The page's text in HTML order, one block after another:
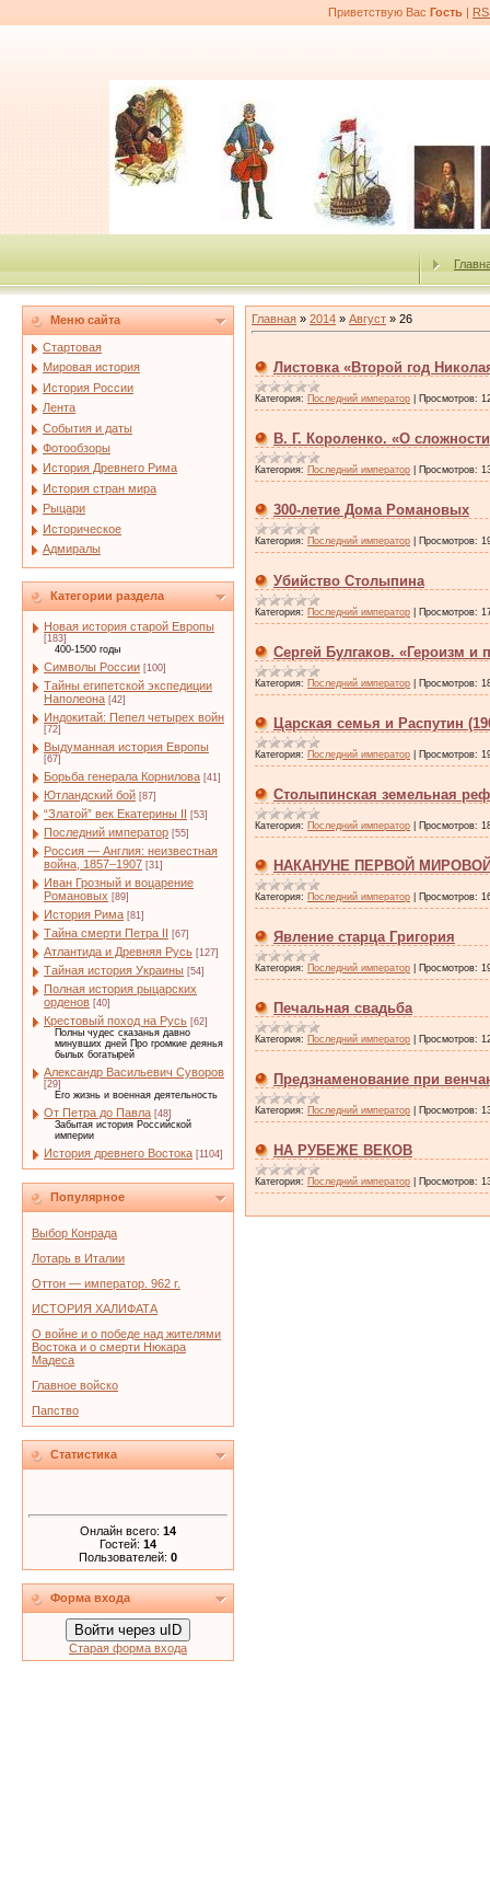
Приветствую Вас Гость |
Меню сайта
Стартовая
Мировая история
История России
Лента
События и даты
Фотообзоры
История Древнего Рима
История стран мира
Рыцари
Историческое
Адмиралы
Категории раздела
Новая история старой Европы
[183]
400-1500 годы
Символы России [100]
Тайны египетской экспедиции
Наполеона [42]
Индокитай: Пепел четырех войн
[72]
Выдуманная история Европы
[67]
Борьба генерала Корнилова [41]
Ютландский бой [87]
“Златой” век Екатерины II [53]
Последний император [55]
Россия — Англия: неизвестная
война, 1857–1907 [31]
Иван Грозный и воцарение
Романовых [89]
История Рима [81]
Тайна смерти Петра II [67]
Атлантида и Древняя Русь [127]
Тайная история Украины [54]
Полная история рыцарских
орденов [40]
Крестовый поход на Русь [62]
Полны чудес сказанья давно
минувших дней Про громкие деянья
былых богатырей
Александр Васильевич Суворов
[29]
Его жизнь и военная деятельность
От Петра до Павла [48]
Забытая история Российской
империи
История древнего Востока [1104]
Популярное
Выбор Конрада
Лотарь в Италии
Оттон — император. 962 г.
ИСТОРИЯ ХАЛИФАТА
О войне и о победе над жителями
Востока и о смерти Нюкара
Мадеса
Главное войско
Папство
Статистика
Онлайн всего: 14
Гостей: 14
Пользователей: 0
Форма входа
Войти через uID
Старая форма входа
Главная » 2014 » Август » 26
Листовка «Второй год
Категория: Последний император Просмотров:
В. Г. Короленко. «О
Категория: Последний император Просмотров:
300-летие Дома Романовых
Категория: Последний император Просмотров:
Убийство Столыпина
Категория: Последний император Просмотров:
Сергей Булгаков. «Героизм и
Категория: Последний император Просмотров:
Царская семья и Распутин
Категория: Последний император Просмотров:
Столыпинская земельная
Категория: Последний император Просмотров:
НАКАНУНЕ ПЕРВОЙ
Категория: Последний император Просмотров:
Явление старца Григория
Категория: Последний император Просмотров:
Печальная свадьба
Категория: Последний император Просмотров:
Предзнаменование при
Категория: Последний император Просмотров:
НА РУБЕЖЕ ВЕКОВ
Категория: Последний император Просмотров: